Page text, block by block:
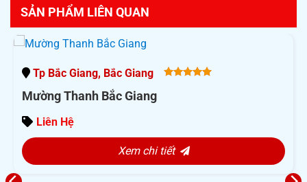
SẢN PHẨM LIÊN QUAN
Tp Bắc Giang, Bắc Giang
Mường Thanh Bắc Giang
Liên Hệ
Xem chi tiết